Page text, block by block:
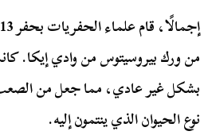
من ورك بيروسيتوس من وادي إيكا.
بشكل غير عادي، مما جعل من
نوع الحيوان الذي ينتمون إليه.